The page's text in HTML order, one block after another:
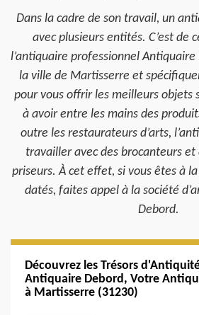
Dans la cadre de son travail, un
avec plusieurs entités. C’est de
l’antiquaire professionnel
la ville de Martisserre et
pour vous offrir les meilleurs objets
à avoir entre les mains des
outre les restaurateurs d’arts,
travailler avec des brocanteurs et
priseurs. À cet effet, si vous êtes à
datés, faites appel à la société
Debord.
Découvrez les Trésors
Antiquaire Debord, Votre
à Martisserre (31230)